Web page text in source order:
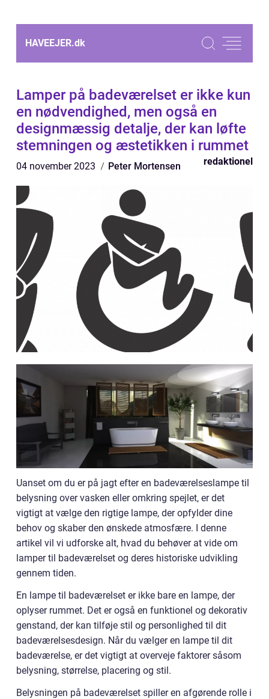
HAVEEJER.dk
Lamper på badeværelset er ikke kun
en nødvendighed, men også en
designmæssig detalje, der kan løfte
stemningen og æstetikken i rummet
04 november 2023 Peter Mortensen redaktionel
Uanset om du er på jagt efter en badeværelseslampe til
belysning over vasken eller omkring spejlet, er det
vigtigt at vælge den rigtige lampe, der opfylder dine
behov og skaber den ønskede atmosfære. I denne
artikel vil vi udforske alt, hvad du behøver at vide om
lamper til badeværelset og deres historiske udvikling
gennem tiden.
En lampe til badeværelset er ikke bare en lampe, der
oplyser rummet. Det er også en funktionel og dekorativ
genstand, der kan tilføje stil og personlighed til dit
badeværelsesdesign. Når du vælger en lampe til dit
badeværelse, er det vigtigt at overveje faktorer såsom
belysning, størrelse, placering og stil.
Belysningen på badeværelset spiller en afgørende rolle i